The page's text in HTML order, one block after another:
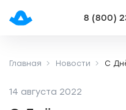
8 (800)
Главная Новости С
14 августа 2022